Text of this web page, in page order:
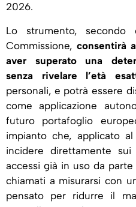
2026.
Lo strumento, secondo
Commissione, consentirà
aver superato una
senza rivelare l’età
personali, e potrà essere
come applicazione
futuro portafoglio
impianto che, applicato
incidere direttamente
accessi già in uso da
chiamati a misurarsi con
pensato per ridurre il